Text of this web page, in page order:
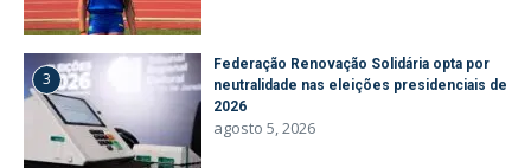
3
Federação Renovação Solidária opta por
neutralidade nas eleições presidenciais de
2026
agosto 5, 2026